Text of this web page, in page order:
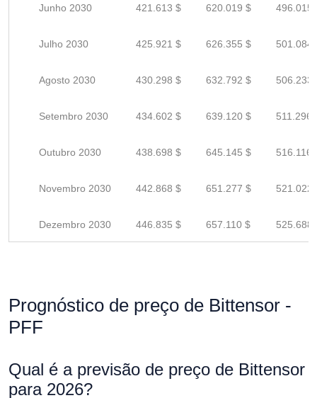
Junho 2030 421.613 $ 620.019 $ 496.015
Julho 2030 425.921 $ 626.355 $ 501.084
Agosto 2030 430.298 $ 632.792 $ 506.233
Setembro 2030 434.602 $ 639.120 $ 511.296
Outubro 2030 438.698 $ 645.145 $ 516.116
Novembro 2030 442.868 $ 651.277 $ 521.022
Dezembro 2030 446.835 $ 657.110 $ 525.688
Prognóstico de preço de Bittensor -
PFF
Qual é a previsão de preço de Bittensor
para 2026?